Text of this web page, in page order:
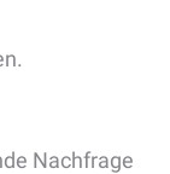
Nachfrage